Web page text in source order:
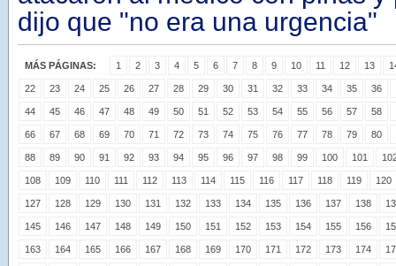
dijo que "no era una urgencia"
MÁS PÁGINAS: 1 2 3 4 5 6 7 8 9 10 11 12 13
22 23 24 25 26 27 28 29 30 31 32 33 34 35 36
44 45 46 47 48 49 50 51 52 53 54 55 56 57 58
66 67 68 69 70 71 72 73 74 75 76 77 78 79 80
88 89 90 91 92 93 94 95 96 97 98 99 100 101
108 109 110 111 112 113 114 115 116 117 118 119 120
127 128 129 130 131 132 133 134 135 136 137 138
145 146 147 148 149 150 151 152 153 154 155 156
163 164 165 166 167 168 169 170 171 172 173 174